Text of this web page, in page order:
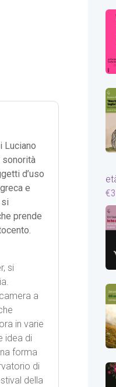
Luciano
sonorità
d’uso
e
prende
si
a
in varie
idea di
forma
di
della
€